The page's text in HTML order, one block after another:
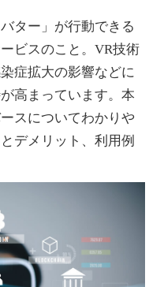
ター」が行動できる
ビスのこと。VR技術
症拡大の影響などに
高まっています。本
スについてわかりや
デメリット、利用例